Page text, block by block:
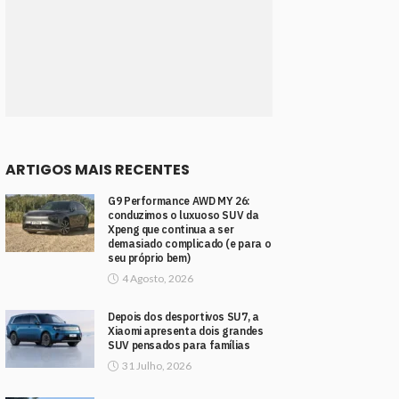
ARTIGOS MAIS RECENTES
G9 Performance AWD MY 26:
conduzimos o luxuoso SUV da
Xpeng que continua a ser
demasiado complicado (e para o
seu próprio bem)
4 Agosto, 2026
Depois dos desportivos SU7, a
Xiaomi apresenta dois grandes
SUV pensados para famílias
31 Julho, 2026